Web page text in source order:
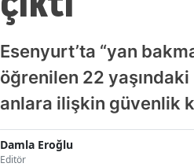
Esenyurt’ta “yan
öğrenilen 22
anlara ilişkin güvenlik
Damla Eroğlu
Editör